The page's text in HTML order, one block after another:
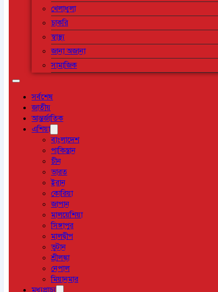
খেলাধুলা
চাকরি
স্বাস্থ্য
জানা অজানা
সামাজিক
সর্বশেষ
জাতীয়
আন্তর্জাতিক
এশিয়া
বাংলাদেশ
পাকিস্তান
চীন
ভারত
ইরান
কোরিয়া
জাপান
মালয়েশিয়া
সিঙ্গাপুর
মালদ্বীপ
ভুটান
শ্রীলঙ্কা
নেপাল
মিয়ানমার
মধ্যপ্রাচ্য